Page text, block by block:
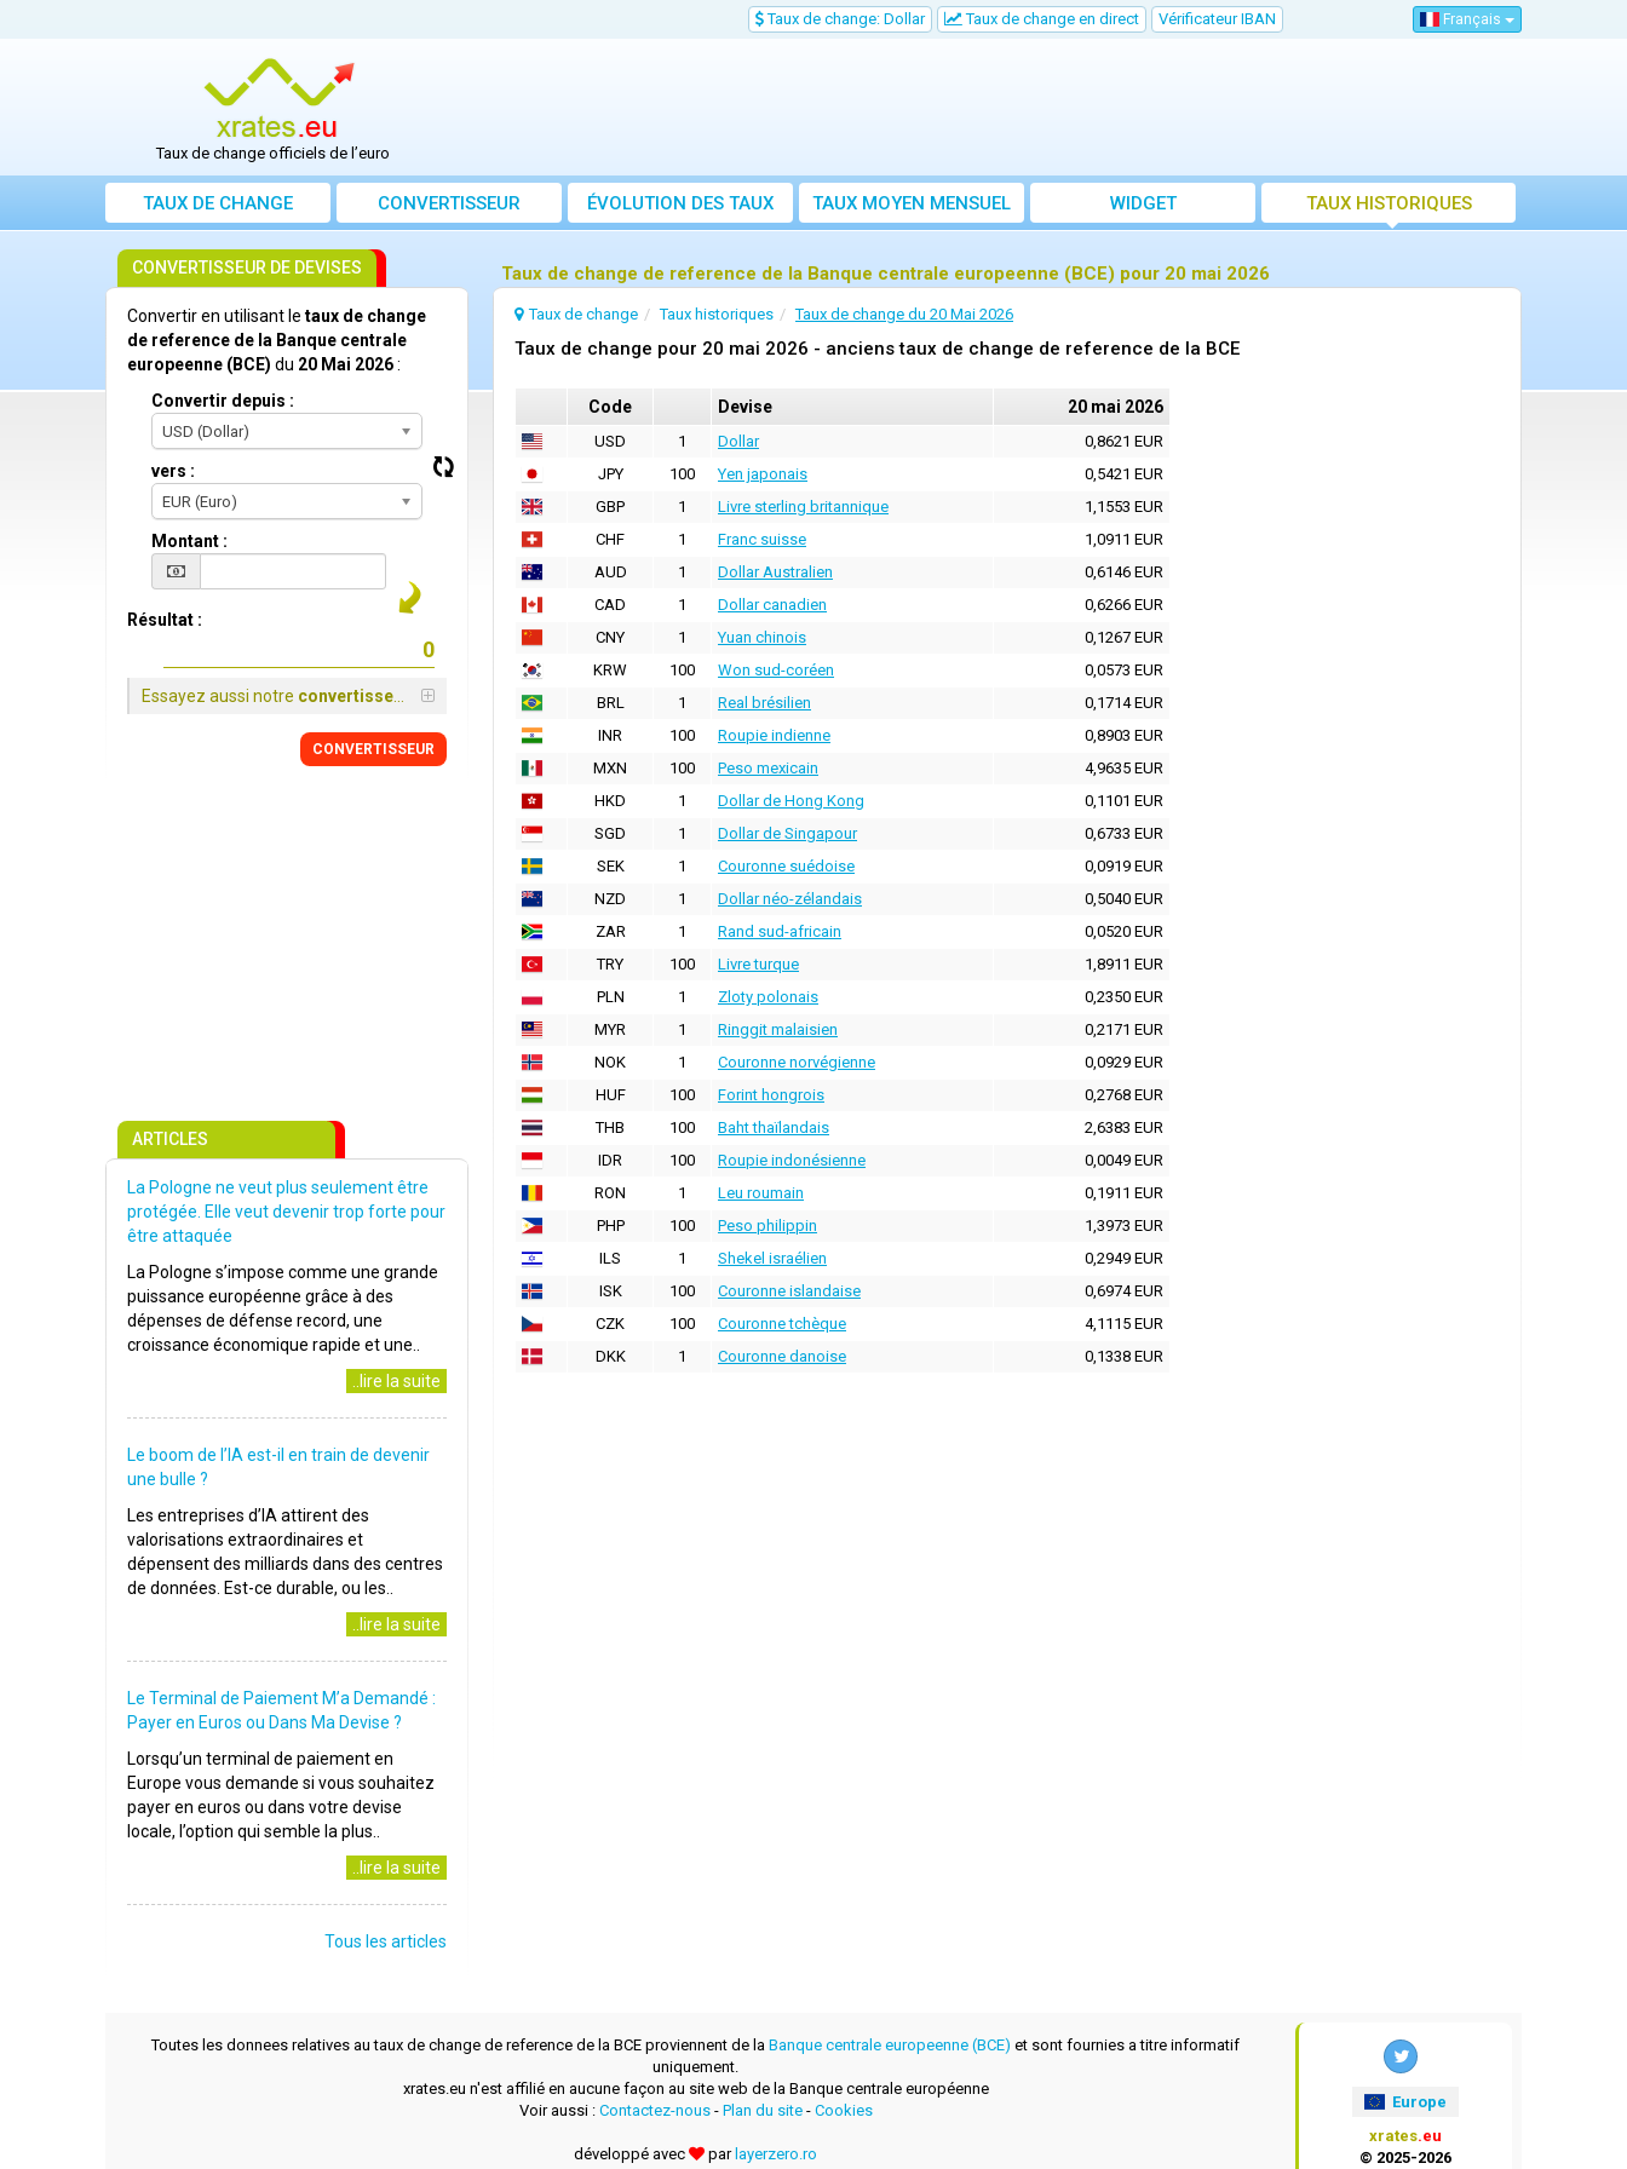
Taux de change: Dollar Taux de change en direct Vérificateur IBAN Français
Taux de change officiels de l’euro
TAUX DE CHANGE CONVERTISSEUR ÉVOLUTION DES TAUX TAUX MOYEN MENSUEL WIDGET TAUX HISTORIQUES
Taux de change de reference de la Banque centrale europeenne (BCE) pour 20 mai 2026
Taux de change Taux historiques Taux de change du 20 Mai 2026
Taux de change pour 20 mai 2026 - anciens taux de change de reference de la BCE
Code Devise 20 mai 2026
USD 1 Dollar
0,8621 EUR
JPY
100 Yen japonais
0,5421 EUR
GBP
1 Livre sterling britannique
1,1553 EUR
CHF
1 Franc suisse
1,0911 EUR
AUD
1 Dollar Australien
0,6146 EUR
CAD
1 Dollar canadien
0,6266 EUR
CNY
1 Yuan chinois
0,1267 EUR
KRW
100 Won sud-coréen
0,0573 EUR
BRL
1 Real brésilien
0,1714 EUR
INR
100 Roupie indienne
0,8903 EUR
MXN
100 Peso mexicain
4,9635 EUR
HKD
1 Dollar de Hong Kong
0,1101 EUR
SGD
1 Dollar de Singapour
0,6733 EUR
SEK
1 Couronne suédoise
0,0919 EUR
NZD
1 Dollar néo-zélandais
0,5040 EUR
ZAR
1 Rand sud-africain
0,0520 EUR
TRY
100 Livre turque
1,8911 EUR
PLN
1 Zloty polonais
0,2350 EUR
MYR
1 Ringgit malaisien
0,2171 EUR
NOK
1 Couronne norvégienne
0,0929 EUR
HUF
100 Forint hongrois
0,2768 EUR
THB
100 Baht thaïlandais
2,6383 EUR
IDR
100 Roupie indonésienne
0,0049 EUR
RON
1 Leu roumain
0,1911 EUR
PHP
100 Peso philippin
1,3973 EUR
ILS
1 Shekel israélien
0,2949 EUR
ISK
100 Couronne islandaise
0,6974 EUR
CZK
100 Couronne tchèque
4,1115 EUR
DKK
1 Couronne danoise 0,1338 EUR
CONVERTISSEUR DE DEVISES
Convertir en utilisant le taux de change
de reference de la Banque centrale
europeenne (BCE) du 20 Mai 2026:
Convertir depuis :
USD (Dollar)
vers :
EUR (Euro)
Montant :
Résultat :
Essayez aussi notre convertisseur
CONVERTISSEUR
ARTICLES
La Pologne ne veut plus seulement être
protégée. Elle veut devenir trop forte pour
être attaquée
La Pologne s’impose comme une grande
puissance européenne grâce à des
dépenses de défense record, une
croissance économique rapide et une..
..lire la suite
Le boom de l’IA est-il en train de devenir
une bulle ?
Les entreprises d’IA attirent des
valorisations extraordinaires et
dépensent des milliards dans des centres
de données. Est-ce durable, ou les..
..lire la suite
Le Terminal de Paiement M’a Demandé :
Payer en Euros ou Dans Ma Devise ?
Lorsqu’un terminal de paiement en
Europe vous demande si vous souhaitez
payer en euros ou dans votre devise
locale, l’option qui semble la plus..
..lire la suite
Tous les articles
Toutes les donnees relatives au taux de change de reference de la BCE proviennent de la Banque centrale europeenne (BCE) et sont fournies a titre informatif
uniquement.
xrates.eu n'est affilié en aucune façon au site web de la Banque centrale européenne
Voir aussi : Contactez-nous- Plan du site- Cookies
développé avec par layerzero.ro
Europe
xrates.eu
© 2025-2026